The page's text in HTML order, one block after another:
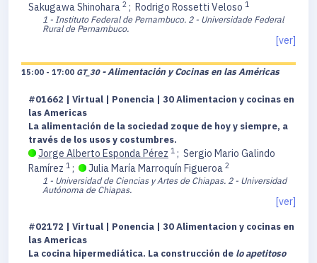
Sakugawa Shinohara 2 ; Rodrigo Rossetti Veloso 1
1 - Instituto Federal de Pernambuco. 2 - Universidade Federal
Rural de Pernambuco.
[ver]
15:00 - 17:00 GT_30 - Alimentación y Cocinas en las Américas
#01662 | Virtual | Ponencia | 30 Alimentacion y cocinas en
las Americas
La alimentación de la sociedad zoque de hoy y siempre, a
través de los usos y costumbres.
Jorge Alberto Esponda Pérez 1 ; Sergio Mario Galindo
Ramírez 1 ; Julia María Marroquín Figueroa 2
1 - Universidad de Ciencias y Artes de Chiapas. 2 - Universidad
Autónoma de Chiapas.
[ver]
#02172 | Virtual | Ponencia | 30 Alimentacion y cocinas en
las Americas
La cocina hipermediática. La construcción de lo apetitoso